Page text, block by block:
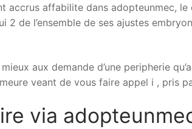
accrus affabilite dans adopteunmec,
2 de l’ensemble de ses ajustes
aux demande d’une peripherie
veant de vous faire appel i , pris
via